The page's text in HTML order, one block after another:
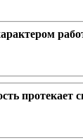
протекает